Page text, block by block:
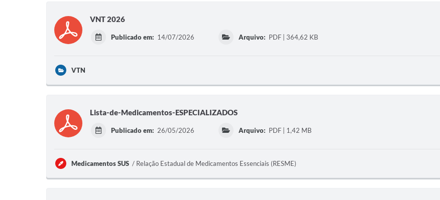
VNT 2026
Publicado em: 14/07/2026 Arquivo: PDF | 364,62 KB
VTN
Lista-de-Medicamentos-ESPECIALIZADOS
Publicado em: 26/05/2026 Arquivo: PDF | 1,42 MB
Medicamentos SUS Relação Estadual de Medicamentos Essenciais (RESME)